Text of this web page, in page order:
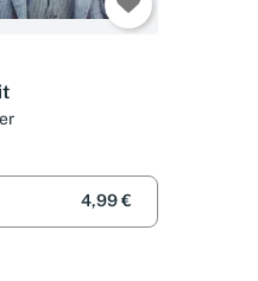
4,99 €